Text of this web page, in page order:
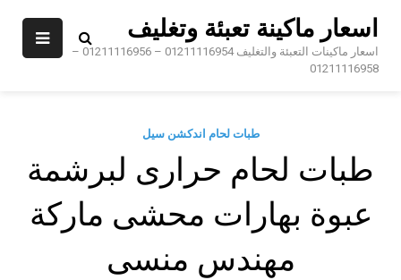
اسعار ماكينة تعبئة وتغليف
اسعار ماكينات التعبئة والتغليف 01211116954 – 01211116956 –
01211116958
طبات لحام اندكشن سيل
طبات لحام حرارى لبرشمة
عبوة بهارات محشى ماركة
مهندس منسى